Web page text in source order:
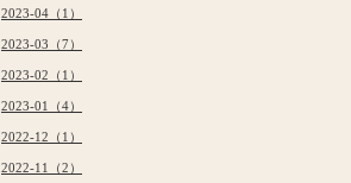
2023-04（1）
2023-03（7）
2023-02（1）
2023-01（4）
2022-12（1）
2022-11（2）